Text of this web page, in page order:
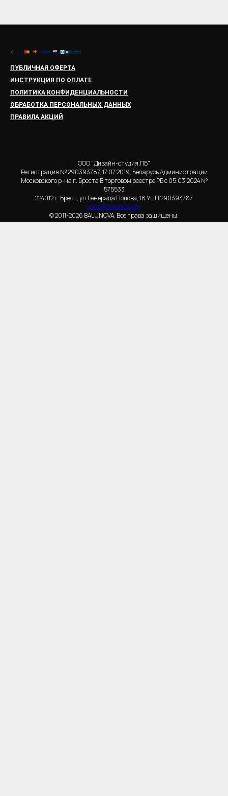
ПУБЛИЧНАЯ ОФЕРТА
ИНСТРУКЦИЯ ПО ОПЛАТЕ
ПОЛИТИКА КОНФИДЕНЦИАЛЬНОСТИ
ОБРАБОТКА ПЕРСОНАЛЬНЫХ ДАННЫХ
ПРАВИЛА АКЦИЙ
ООО "Дизайн-студия ЛБ"
Регистрация № 290393787, 17.07.2019, Беларусь Администрации
Московского р-на г. Бреста В торговом реестре РБ с 05.03.2024 №
575533
224012 г. Брест, ул.Генерала Попова, 18 УНП 290393787
shop@balunova.by
© 2011-2026 BALUNOVA. Все права защищены.